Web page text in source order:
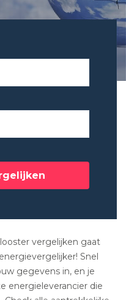
vergelijken gaat
Snel
gegevens in, en je
energieleverancier die